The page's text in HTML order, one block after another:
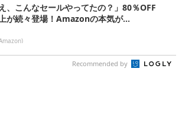
え、こんなセールやってたの？」80％OFF
が続々登場！Amazonの本気が...
Recommended by